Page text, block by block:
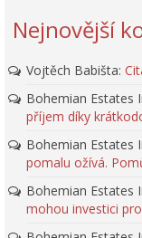
Nejnovější
Vojtěch Babišta:
Bohemian Estates
příjem díky
Bohemian Estates
pomalu ožívá.
Bohemian Estates
mohou investici